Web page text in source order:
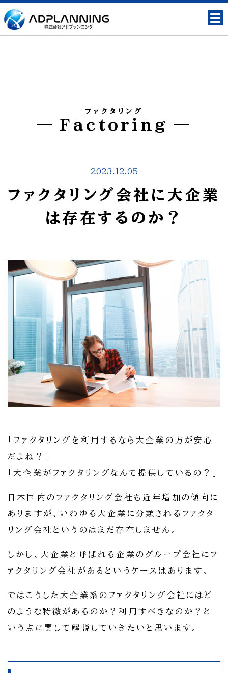
ファクタリング
Factoring
2023.12.05
ファクタリング会社に大企業
は存在するのか？
「ファクタリングを利用するなら大企業の方が安心
だよね？」
「大企業がファクタリングなんて提供しているの？」
日本国内のファクタリング会社も近年増加の傾向に
ありますが、いわゆる大企業に分類されるファクタ
リング会社というのはまだ存在しません。
しかし、大企業と呼ばれる企業のグループ会社にフ
ァクタリング会社があるというケースはあります。
ではこうした大企業系のファクタリング会社にはど
のような特徴があるのか？利用すべきなのか？と
いう点に関して解説していきたいと思います。